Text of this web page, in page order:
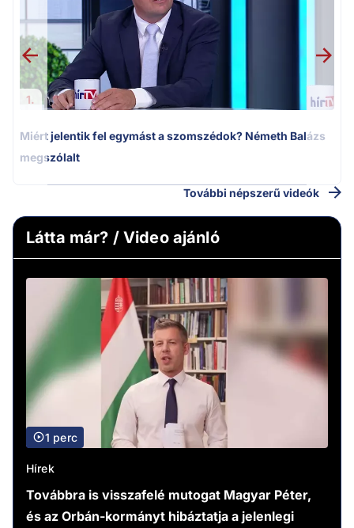
1.
Miért jelentik fel egymást a szomszédok? Németh Balázs
megszólalt
További népszerű videók
Látta már? / Video ajánló
1 perc
Hírek
Továbbra is visszafelé mutogat Magyar Péter,
és az Orbán-kormányt hibáztatja a jelenlegi